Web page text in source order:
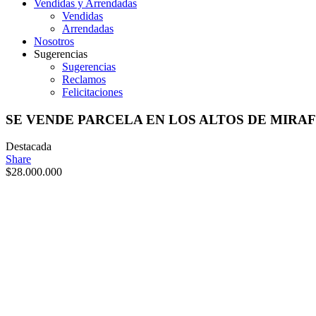
Vendidas y Arrendadas
Vendidas
Arrendadas
Nosotros
Sugerencias
Sugerencias
Reclamos
Felicitaciones
SE VENDE PARCELA EN LOS ALTOS DE
Destacada
Share
$28.000.000